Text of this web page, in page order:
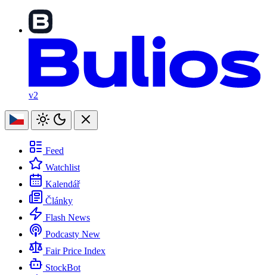
v2
Feed
Watchlist
Kalendář
Články
Flash News
Podcasty New
Fair Price Index
StockBot